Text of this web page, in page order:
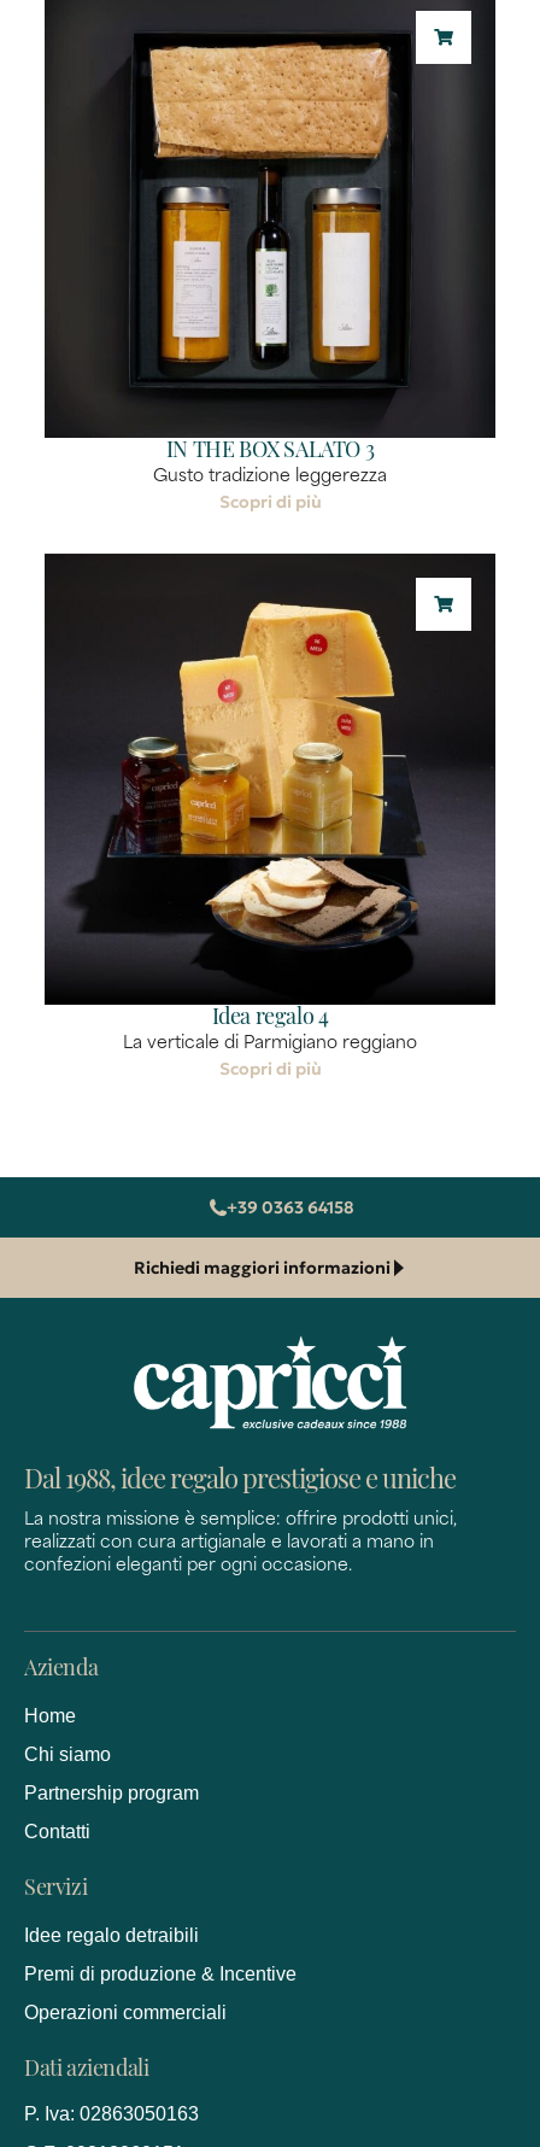
IN THE BOX SALATO 3
Gusto tradizione leggerezza
Scopri di più
Idea regalo 4
La verticale di Parmigiano reggiano
Scopri di più
+39 0363 64158
Richiedi maggiori informazioni
Dal 1988, idee regalo prestigiose e uniche
La nostra missione è semplice: offrire prodotti unici,
realizzati con cura artigianale e lavorati a mano in
confezioni eleganti per ogni occasione.
Azienda
Home
Chi siamo
Partnership program
Contatti
Servizi
Idee regalo detraibili
Premi di produzione & Incentive
Operazioni commerciali
Dati aziendali
P. Iva: 02863050163